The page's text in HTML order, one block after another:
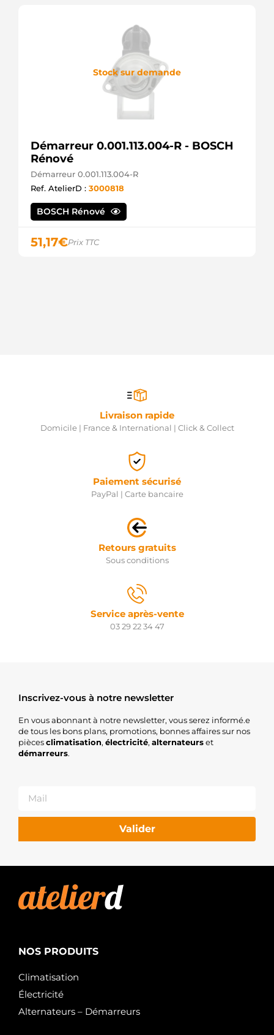
Stock sur demande
Démarreur 0.001.113.004-R - BOSCH
Rénové
Démarreur 0.001.113.004-R
Ref. AtelierD : 3000818
BOSCH Rénové
51,17€Prix TTC
Livraison rapide
Domicile | France & International | Click & Collect
Paiement sécurisé
PayPal | Carte bancaire
Retours gratuits
Sous conditions
Service après-vente
03 29 22 34 47
Inscrivez-vous à notre newsletter
En vous abonnant à notre newsletter, vous serez informé.e
de tous les bons plans, promotions, bonnes affaires sur nos
piècesclimatisation, électricité, alternateurset
démarreurs.
Valider
NOS PRODUITS
Climatisation
Électricité
Alternateurs – Démarreurs